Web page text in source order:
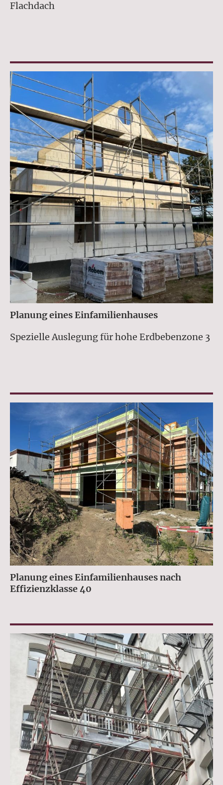
Flachdach
Planung eines Einfamilienhauses
Spezielle Auslegung für hohe Erdbebenzone 3
Planung eines Einfamilienhauses nach
Effizienzklasse 40